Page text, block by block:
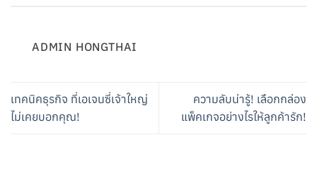
ADMIN HONGTHAI
เทคนิคธุรกิจ ที่เอเจนซี่เจ้าใหญ่
ไม่เคยบอกคุณ!
ความลับน่ารู้! เลือกกล่อง
แพ็คเกจอย่างไรให้ลูกค้ารัก!